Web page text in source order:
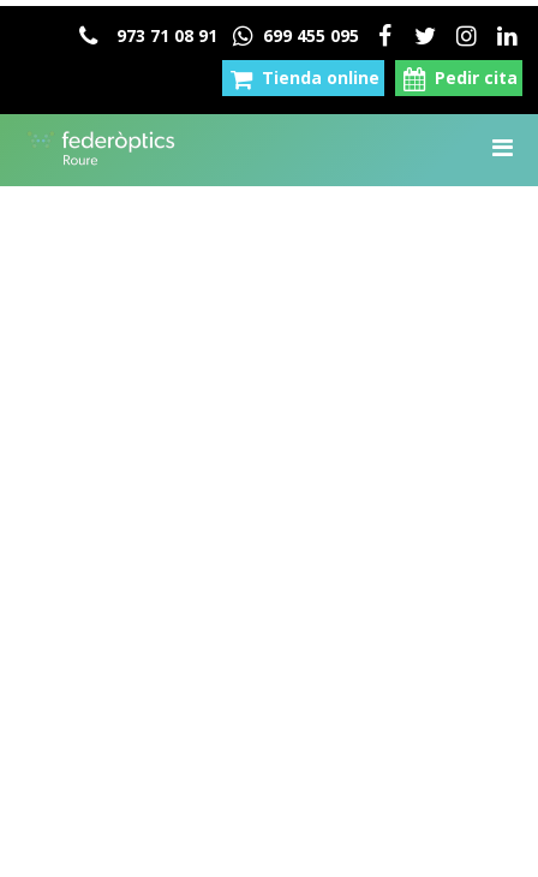
973 71 08 91
699 455 095
Tienda online
Pedir cita